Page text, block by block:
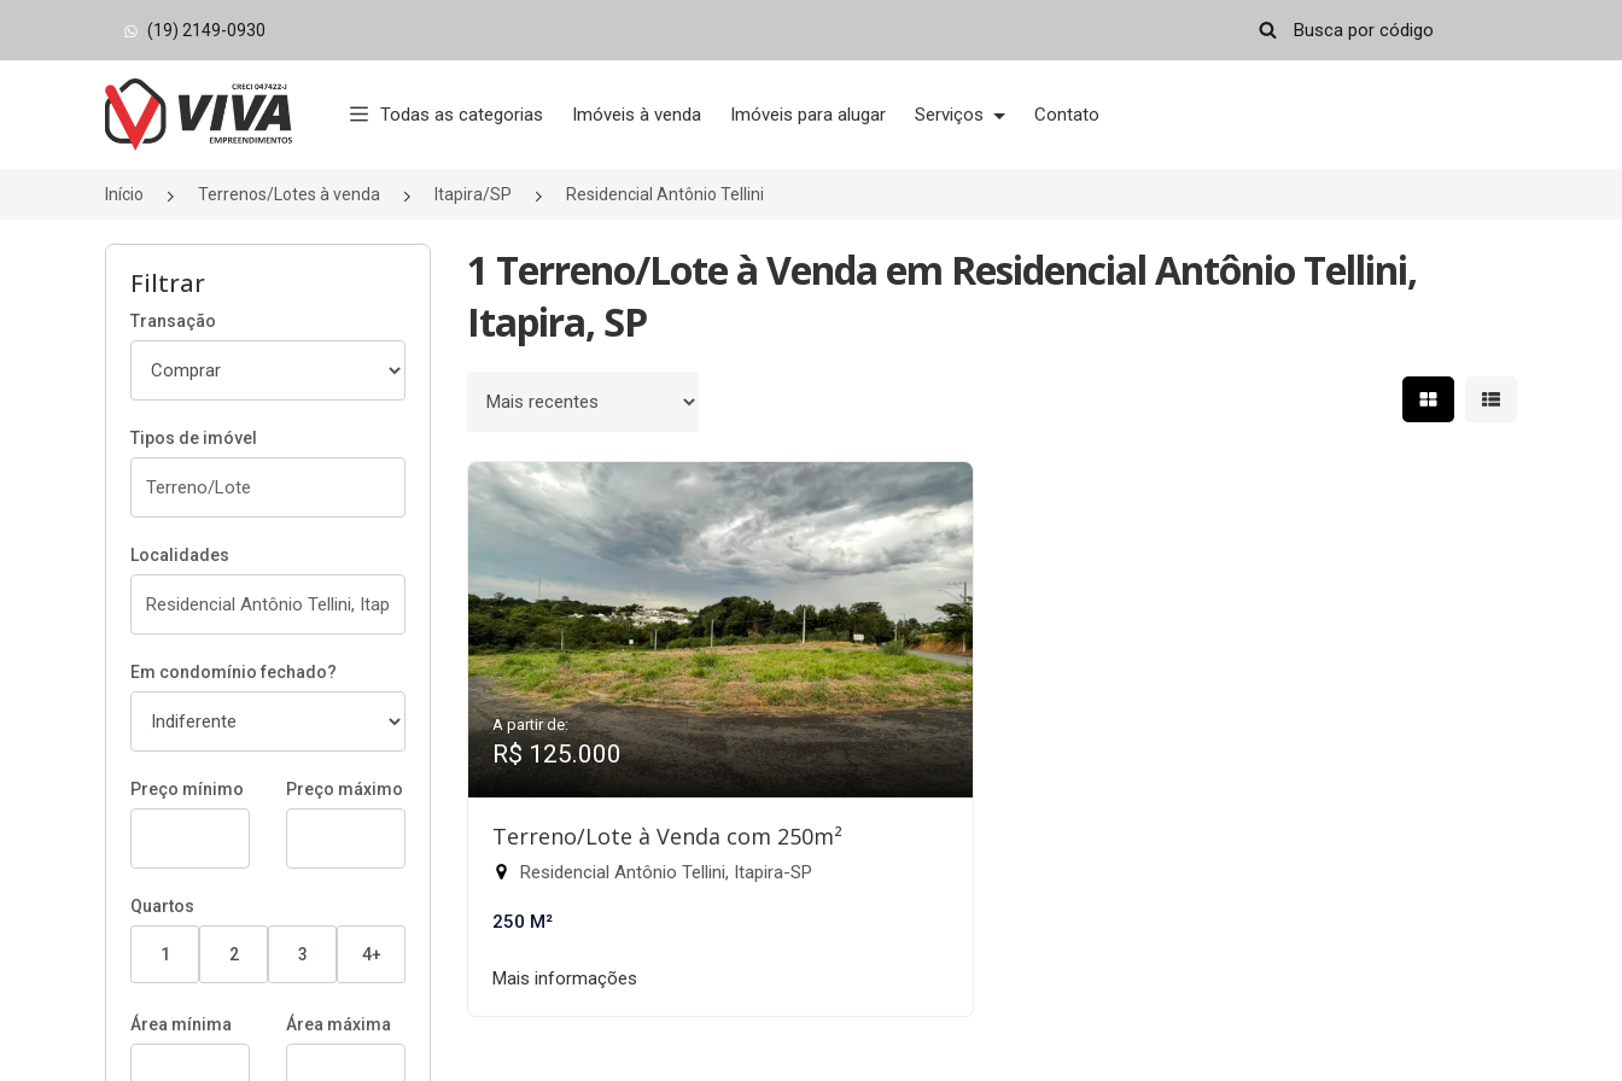
(19) 2149-0930
Página inicial
Todas as categorias Imóveis à venda Imóveis para alugar Serviços Contato
Início Terrenos/Lotes à venda Itapira/SP Residencial Antônio Tellini
Filtrar
Transação
Tipos de imóvel
Localidades
Em condomínio fechado?
Preço mínimo Preço máximo
Quartos
1 2 3 4+
Área mínima Área máxima
1 Terreno/Lote à Venda em Residencial Antônio Tellini,
Itapira, SP
Ordenar por Mostrar resultados em
Mostrar
A partir de:
R$ 125.000
Terreno/Lote à Venda com 250m²
Residencial Antônio Tellini, Itapira-SP
250 M²
Mais informações